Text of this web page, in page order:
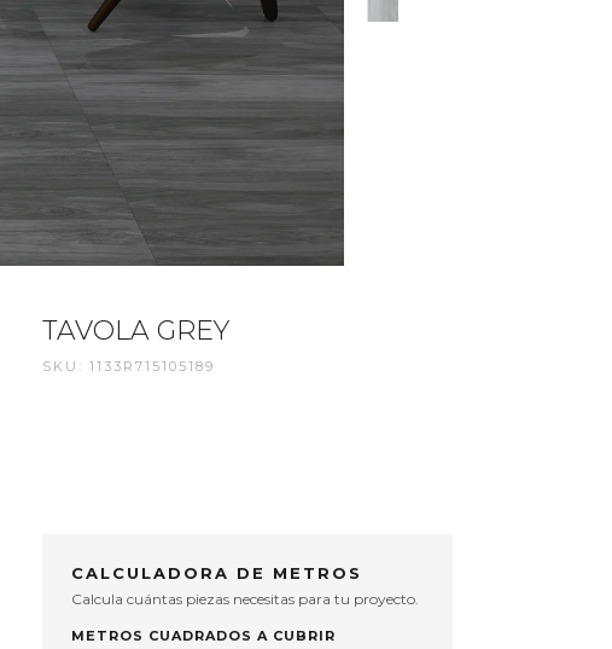
TAVOLA GREY
SKU: 1133R715105189
CALCULADORA DE METROS
Calcula cuántas piezas necesitas para tu proyecto.
METROS CUADRADOS A CUBRIR